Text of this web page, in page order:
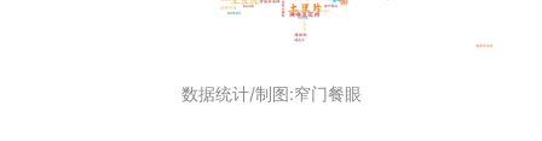
数据统计/制图:窄门餐眼